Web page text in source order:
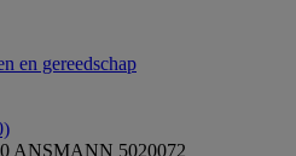
en gereedschap
ANSMANN 5020072